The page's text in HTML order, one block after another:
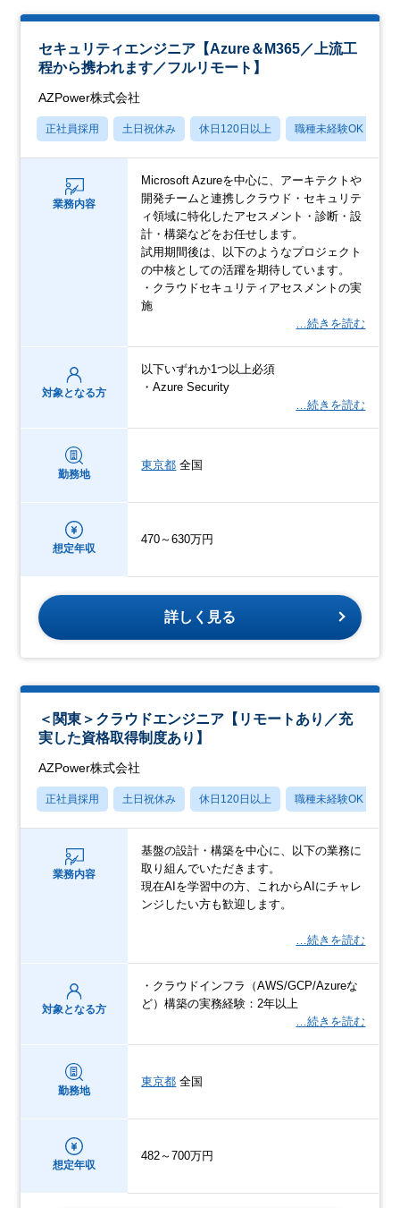
セキュリティエンジニア【Azure＆M365／上流工
程から携われます／フルリモート】
AZPower株式会社
正社員採用 土日祝休み 休日120日以上 職種未経験OK
業務内容
Microsoft Azureを中心に、アーキテクトや
開発チームと連携しクラウド・セキュリテ
ィ領域に特化したアセスメント・診断・設
計・構築などをお任せします。
試用期間後は、以下のようなプロジェクト
の中核としての活躍を期待しています。
・クラウドセキュリティアセスメントの実
施
…続きを読む
対象となる方
以下いずれか1つ以上必須
・Azure Security
…続きを読む
勤務地
東京都 全国
想定年収
470～630万円
詳しく見る
＜関東＞クラウドエンジニア【リモートあり／充
実した資格取得制度あり】
AZPower株式会社
正社員採用 土日祝休み 休日120日以上 職種未経験OK
業務内容
基盤の設計・構築を中心に、以下の業務に
取り組んでいただきます。
現在AIを学習中の方、これからAIにチャレ
ンジしたい方も歓迎します。
…続きを読む
対象となる方
・クラウドインフラ（AWS/GCP/Azureな
ど）構築の実務経験：2年以上
…続きを読む
勤務地
東京都 全国
想定年収
482～700万円